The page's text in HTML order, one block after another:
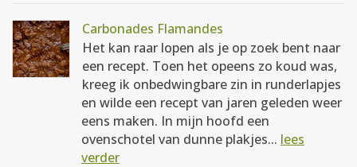
Carbonades Flamandes
Het kan raar lopen als je op zoek bent naar
een recept. Toen het opeens zo koud was,
kreeg ik onbedwingbare zin in runderlapjes
en wilde een recept van jaren geleden weer
eens maken. In mijn hoofd een
ovenschotel van dunne plakjes... lees
verder